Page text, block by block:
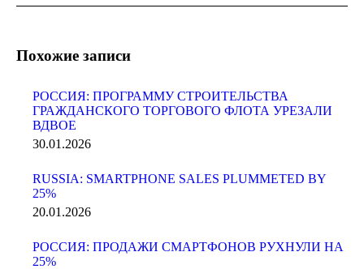
Похожие записи
РОССИЯ: ПРОГРАММУ СТРОИТЕЛЬСТВА
ГРАЖДАНСКОГО ТОРГОВОГО ФЛОТА УРЕЗАЛИ
ВДВОЕ
30.01.2026
RUSSIA: SMARTPHONE SALES PLUMMETED BY
25%
20.01.2026
РОССИЯ: ПРОДАЖИ СМАРТФОНОВ РУХНУЛИ НА
25%